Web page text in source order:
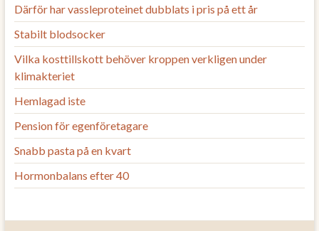
Därför har vassleproteinet dubblats i pris på ett år
Stabilt blodsocker
Vilka kosttillskott behöver kroppen verkligen under
klimakteriet
Hemlagad iste
Pension för egenföretagare
Snabb pasta på en kvart
Hormonbalans efter 40